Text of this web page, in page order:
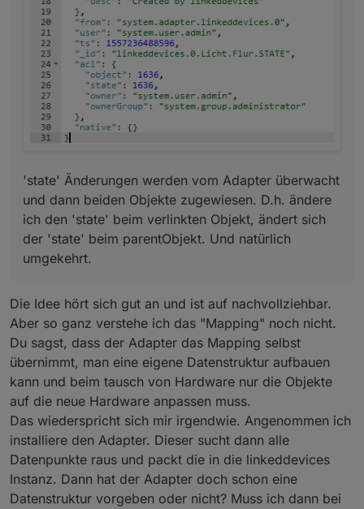
'state' Änderungen werden vom Adapter überwacht
und dann beiden Objekte zugewiesen. D.h. ändere
ich den 'state' beim verlinkten Objekt, ändert sich
der 'state' beim parentObjekt. Und natürlich
umgekehrt.
Die Idee hört sich gut an und ist auf nachvollziehbar.
Aber so ganz verstehe ich das "Mapping" noch nicht.
Du sagst, dass der Adapter das Mapping selbst
übernimmt, man eine eigene Datenstruktur aufbauen
kann und beim tausch von Hardware nur die Objekte
auf die neue Hardware anpassen muss.
Das wiederspricht sich mir irgendwie. Angenommen ich
installiere den Adapter. Dieser sucht dann alle
Datenpunkte raus und packt die in die linkeddevices
Instanz. Dann hat der Adapter doch schon eine
Datenstruktur vorgeben oder nicht? Muss ich dann bei